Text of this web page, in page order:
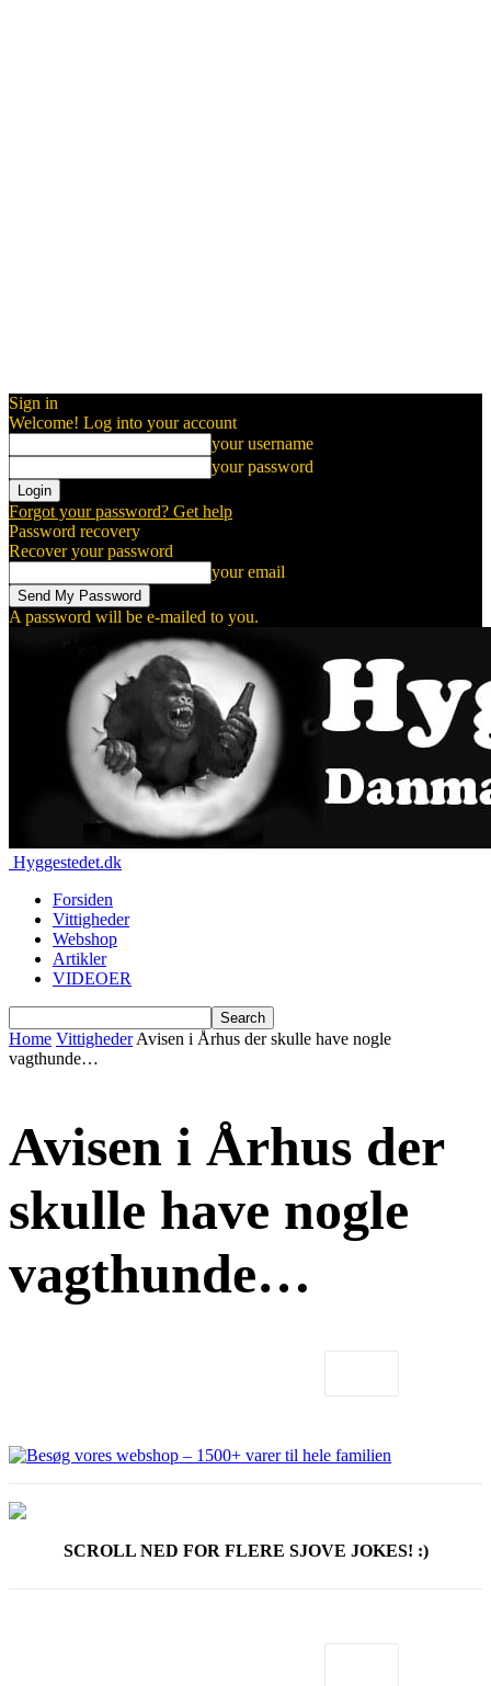
Sign in
Welcome! Log into your account
your username
your password
Forgot your password? Get help
Password recovery
Recover your password
your email
A password will be e-mailed to you.
Hyggestedet.dk
Forsiden
Vittigheder
Webshop
Artikler
VIDEOER
Home Vittigheder Avisen i Århus der skulle have nogle
vagthunde…
Avisen i Århus der
skulle have nogle
vagthunde…
SCROLL NED FOR FLERE SJOVE JOKES! :)